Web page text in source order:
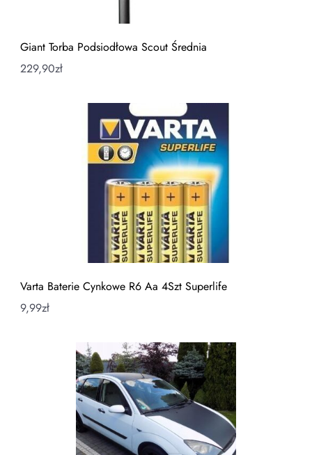
Giant Torba Podsiodłowa Scout Średnia
229,90zł
Varta Baterie Cynkowe R6 Aa 4Szt Superlife
9,99zł